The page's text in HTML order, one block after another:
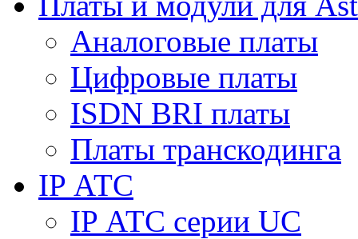
Аналоговые платы
Цифровые платы
ISDN BRI платы
Платы транскодинга
IP АТС
IP АТС серии UC